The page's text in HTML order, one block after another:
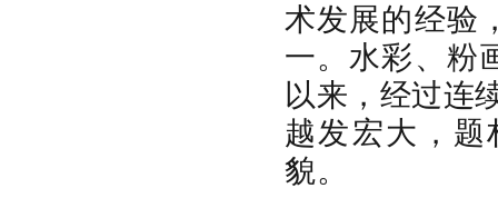
术发展的经验
一。水彩、粉
以来，经过连
越发宏大，
貌。